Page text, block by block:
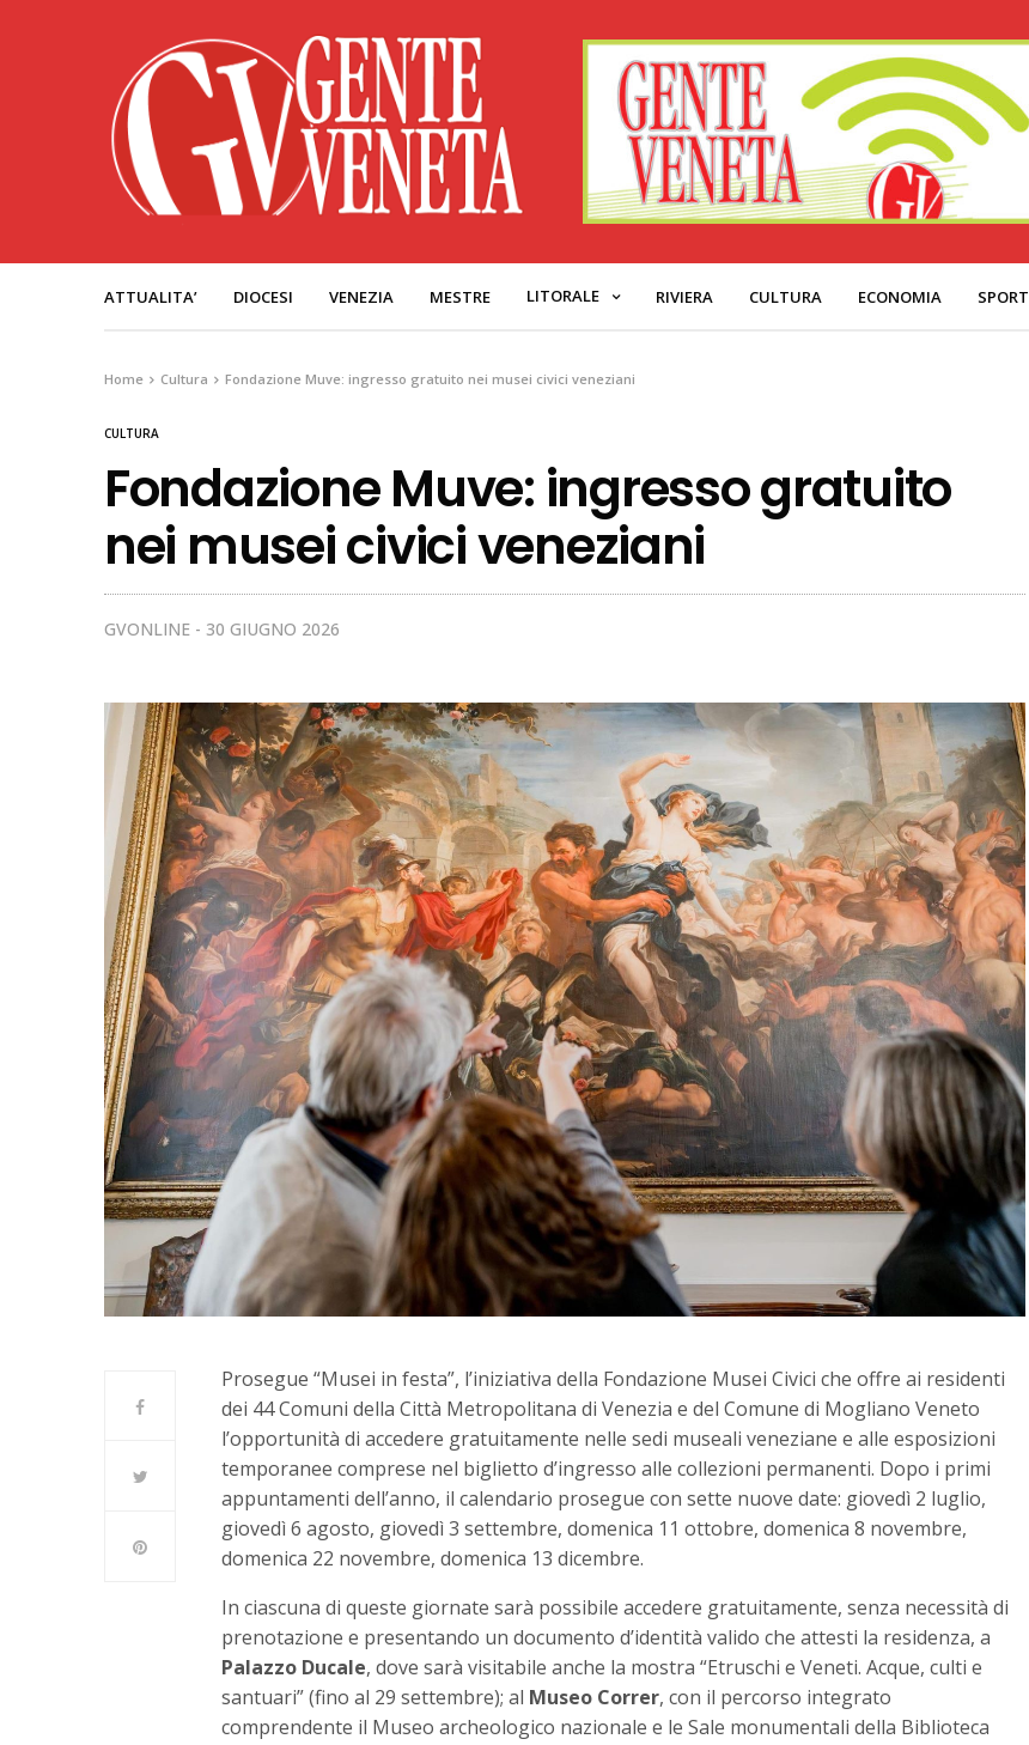
ATTUALITA’ DIOCESI VENEZIA MESTRE LITORALE RIVIERA CULTURA ECONOMIA SPORT
Home Cultura Fondazione Muve: ingresso gratuito nei musei civici veneziani
CULTURA
Fondazione Muve: ingresso gratuito
nei musei civici veneziani
GVONLINE 30 GIUGNO 2026
Prosegue “Musei in festa”, l’iniziativa della Fondazione Musei Civici che offre ai residenti
dei 44 Comuni della Città Metropolitana di Venezia e del Comune di Mogliano Veneto
l’opportunità di accedere gratuitamente nelle sedi museali veneziane e alle esposizioni
temporanee comprese nel biglietto d’ingresso alle collezioni permanenti. Dopo i primi
appuntamenti dell’anno, il calendario prosegue con sette nuove date: giovedì 2 luglio,
giovedì 6 agosto, giovedì 3 settembre, domenica 11 ottobre, domenica 8 novembre,
domenica 22 novembre, domenica 13 dicembre.
In ciascuna di queste giornate sarà possibile accedere gratuitamente, senza necessità di
prenotazione e presentando un documento d’identità valido che attesti la residenza, a
Palazzo Ducale, dove sarà visitabile anche la mostra “Etruschi e Veneti. Acque, culti e
santuari” (fino al 29 settembre); al Museo Correr, con il percorso integrato
comprendente il Museo archeologico nazionale e le Sale monumentali della Biblioteca